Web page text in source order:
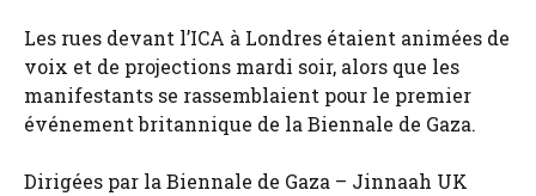
Les rues devant l’ICA à Londres étaient animées de
voix et de projections mardi soir, alors que les
manifestants se rassemblaient pour le premier
événement britannique de la Biennale de Gaza.
Dirigées par la Biennale de Gaza – Jinnaah UK